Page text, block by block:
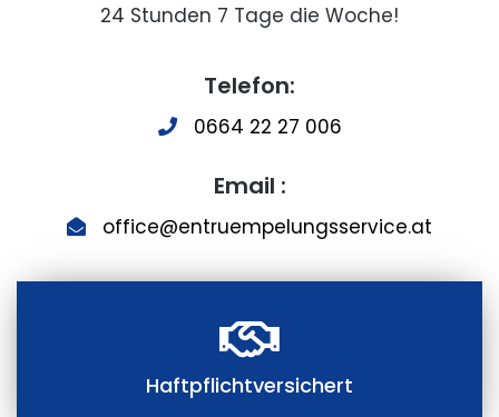
24 Stunden 7 Tage die Woche!
Telefon:
0664 22 27 006
Email :
office@entruempelungsservice.at
Haftpflichtversichert